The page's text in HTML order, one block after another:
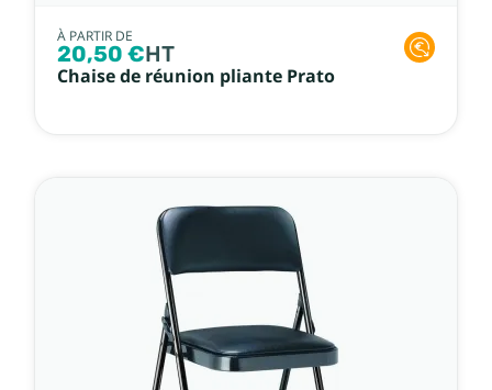
À PARTIR DE
20,50 €HT
Chaise de réunion pliante Prato